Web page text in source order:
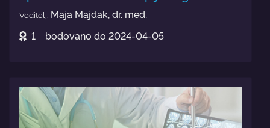
Voditelj: Maja Majdak, dr. med.
1
bodovano do 2024-04-05